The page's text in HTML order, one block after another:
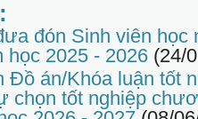
đón Sinh viên học
2025 - 2026 (24/
Đồ án/Khóa luận tốt
chọn tốt nghiệp